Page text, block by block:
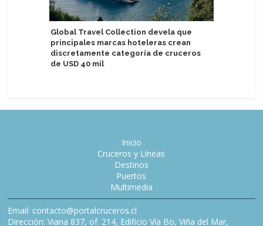
Global Travel Collection devela que
principales marcas hoteleras crean
discretamente categoría de cruceros
de USD 40 mil
Inicio
Cruceros y Líneas
Destinos
Puertos
Multimedia
Email: contacto@portalcruceros.cl
Dirección: Viana 837, of. 214, Edificio Vía Bo, Viña del Mar,